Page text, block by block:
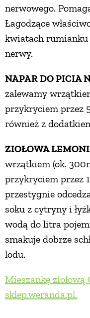
nerwowego.
Łagodzące
kwiatach rumianku
nerwy.
NAPAR DO PICIA
zalewamy
przykryciem przez
również z
ZIOŁOWA
wrzątkiem (ok.
przykryciem przez
przestygnie
soku z cytryny i
wodą do litra
smakuje dobrze
lodu.
Mieszankę
sklep.weranda.pl.